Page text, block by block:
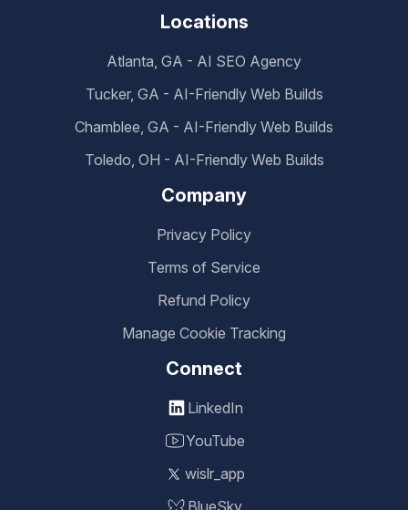
Locations
Atlanta, GA - AI SEO Agency
Tucker, GA - AI-Friendly Web Builds
Chamblee, GA - AI-Friendly Web Builds
Toledo, OH - AI-Friendly Web Builds
Company
Privacy Policy
Terms of Service
Refund Policy
Manage Cookie Tracking
Connect
LinkedIn
YouTube
wislr_app